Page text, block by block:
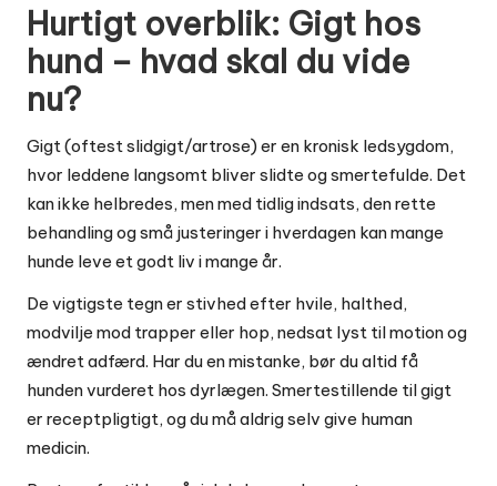
Hurtigt overblik: Gigt hos
hund – hvad skal du vide
nu?
Gigt (oftest slidgigt/artrose) er en kronisk ledsygdom,
hvor leddene langsomt bliver slidte og smertefulde. Det
kan ikke helbredes, men med tidlig indsats, den rette
behandling og små justeringer i hverdagen kan mange
hunde leve et godt liv i mange år.
De vigtigste tegn er stivhed efter hvile, halthed,
modvilje mod trapper eller hop, nedsat lyst til motion og
ændret adfærd. Har du en mistanke, bør du altid få
hunden vurderet hos dyrlægen. Smertestillende til gigt
er receptpligtigt, og du må aldrig selv give human
medicin.